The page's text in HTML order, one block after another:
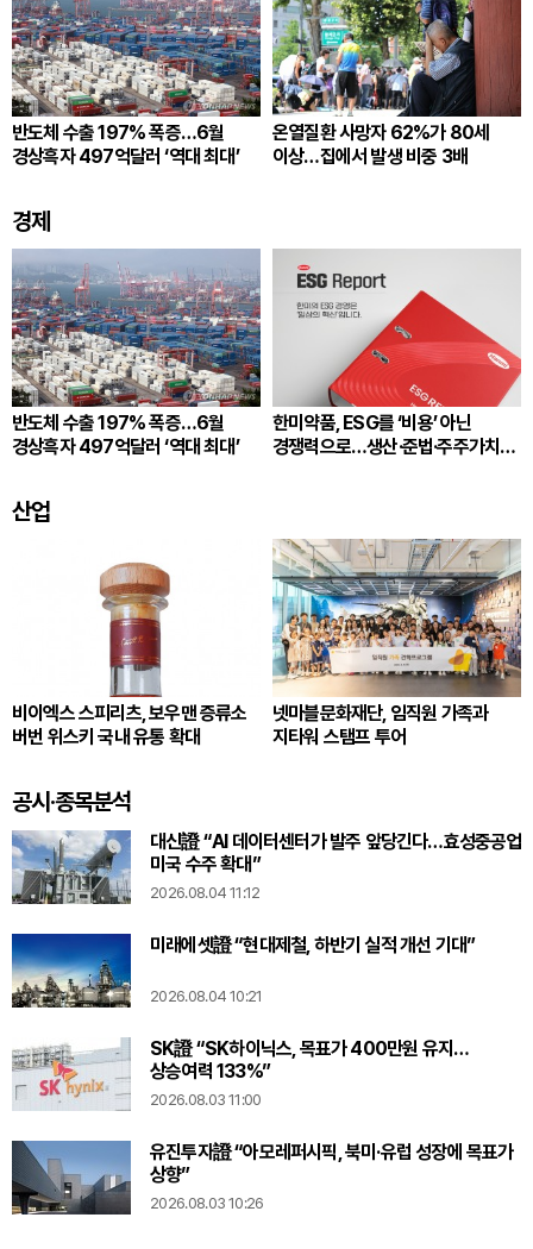
반도체 수출 197% 폭증…6월
경상흑자 497억달러 ‘역대 최대’
온열질환 사망자 62%가 80세
이상…집에서 발생 비중 3배
경제
반도체 수출 197% 폭증…6월
경상흑자 497억달러 ‘역대 최대’
한미약품, ESG를 ‘비용’ 아닌
경쟁력으로…생산·준법·주주가치
산업
비이엑스 스피리츠, 보우맨 증류소
버번 위스키 국내 유통 확대
넷마블문화재단, 임직원 가족과
지타워 스탬프 투어
공시·종목분석
대신證 “AI 데이터센터가 발주 앞당긴다…효성중공업
미국 수주 확대”
2026.08.04 11:12
미래에셋證 “현대제철, 하반기 실적 개선 기대”
2026.08.04 10:21
SK證 “SK하이닉스, 목표가 400만원 유지…
상승여력 133%”
2026.08.03 11:00
유진투자證 “아모레퍼시픽, 북미·유럽 성장에 목표가
상향”
2026.08.03 10:26